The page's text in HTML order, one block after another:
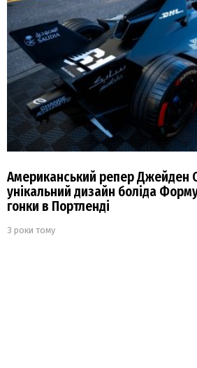
Американський репер Джейден
унікальний дизайн боліда
гонки в Портленді
3 роки тому